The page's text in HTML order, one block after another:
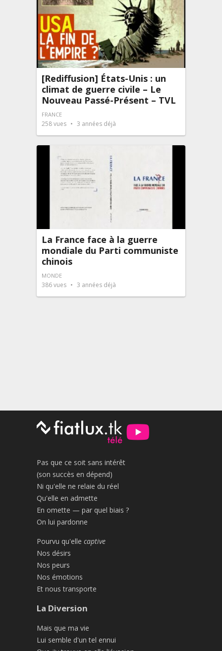
[Rediffusion] États-Unis : un
climat de guerre civile – Le
Nouveau Passé-Présent – TVL
FRANCE
258vues 3 années déjà
La France face à la guerre
mondiale du Parti communiste
chinois
MONDE
386vues 3 années déjà
Pas que ce soit sans intérêt
(son succès en dépend)
Ni qu'elle ne relaie du réel
Qu'elle en admette
En omette — par quel biais ?
On lui pardonne
Pourvu qu'elle captive
Nos désirs
Nos peurs
Nos émotions
Et nous transporte
La Diversion
Mais que ma vie
Lui semble d'un tel ennui